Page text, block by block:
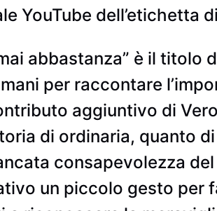
YouTube dell’etichetta
abbastanza” è il titolo
per raccontare
aggiuntivo di
di ordinaria, quanto
consapevolezza
un piccolo gesto per